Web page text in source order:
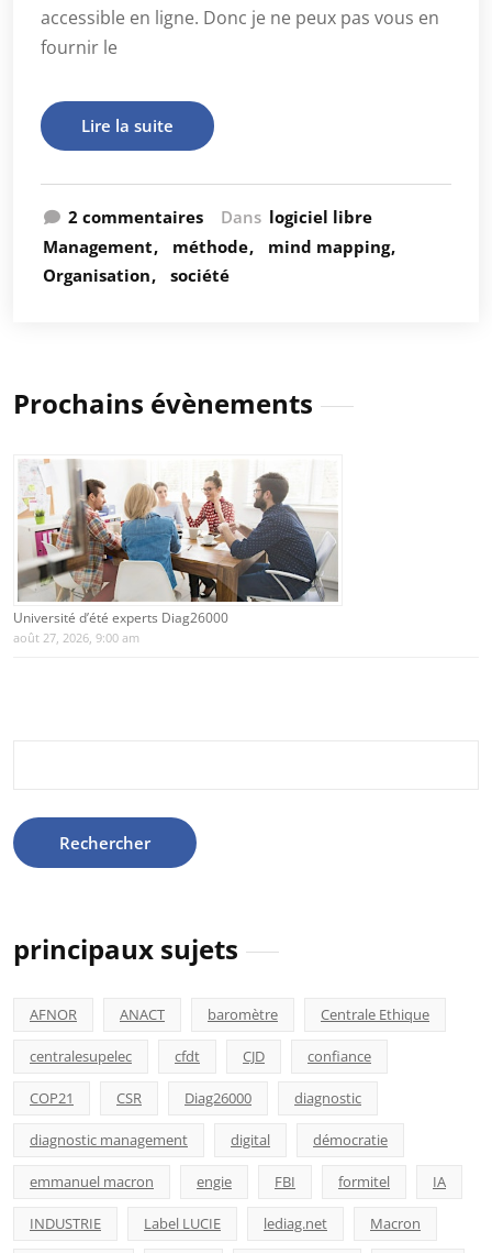
accessible en ligne. Donc je ne peux pas vous en
fournir le
Lire la suite
2 commentaires Dans logiciel libre
Management
méthode
mind mapping
Organisation
société
Prochains évènements
Université d’été experts Diag26000
août 27, 2026, 9:00 am
principaux sujets
AFNOR ANACT baromètre Centrale Ethique
centralesupelec cfdt CJD confiance
COP21 CSR Diag26000 diagnostic
diagnostic management digital démocratie
emmanuel macron engie FBI formitel IA
INDUSTRIE Label LUCIE lediag.net Macron